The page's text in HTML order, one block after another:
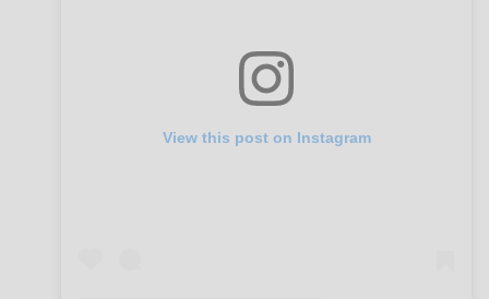
View this post on Instagram